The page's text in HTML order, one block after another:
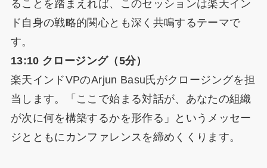
ることを踏まえれば、このセッションは楽天イン
ド自身の戦略的関心とも深く共鳴するテーマで
す。
13:10 クロージング（5分）
楽天インドVPのArjun Basu氏がクロージングを担
当します。「ここで始まる対話が、あなたの組織
が次に何を構築するかを形作る」というメッセー
ジとともにカンファレンスを締めくくります。